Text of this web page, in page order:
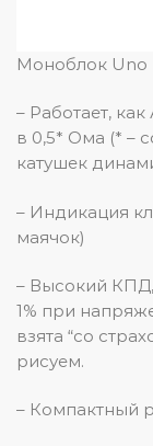
Моноблок Uno
– Работает,
в 0,5* Ома (* –
катушек
– Индикация
маячок)
– Высокий
1% при
взята “со
рисуем.
– Компактный